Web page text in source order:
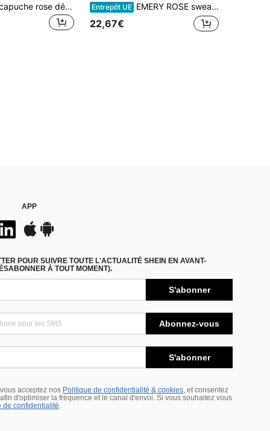
sweat-shirt à capuche rose décontracté pour femmes, manches longues avec cordon de serrage, sweat-shirt tricoté mignon à épaules tombantes, à la mode & sexy, convient pour les fêtes, l'extérieur, style Y2K Entrepôt UE EMERY ROSE sweat-shirt à capuche style casual pour femmes, avec col à carreaux, manches longues, fermeture éclair et imprimé lettres
22,67€
APP
POUR SUIVRE TOUTE L'ACTUALITÉ SHEIN EN AVANT-
À TOUT MOMENT).
S'abonner
Abonnez-vous
S'abonner
acceptez nos Politique de confidentialité & cookies, et consentez
d'optimiser la fréquence et le canal d'envoi. Si vous souhaitez vous
de confidentialité.